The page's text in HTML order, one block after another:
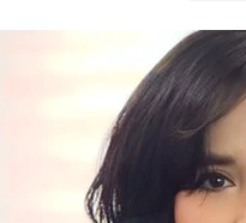
Báo cáo việc làm Mỹ bất ngờ giảm,
Fed tăng lãi suất tháng 9 lập tức giảm
Giá vàng tăng mạnh, quỹ vàng lớn
5 loại thông tin, giấy tờ người dân
tránh bỏ lỡ quyền lợi
Giá vàng nhẫn tăng cao hơn vàng